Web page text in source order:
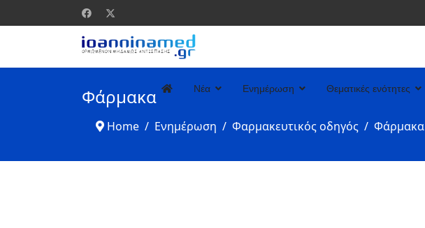
Νέα Ενημέρωση Θεματικές ενότητες
Φάρμακα
Home Ενημέρωση Φαρμακευτικός οδηγός Φάρμακα